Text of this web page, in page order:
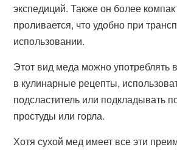
экспедиций. Также он более
проливается, что удобно при
использовании.
Этот вид меда можно употреблять
в кулинарные рецепты,
подсластитель или подкладывать
простуды или горла.
Хотя сухой мед имеет все эти